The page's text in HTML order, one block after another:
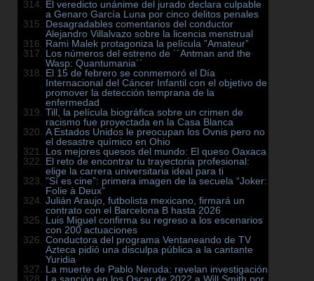
El veredicto unánime del jurado declara culpable
a Genaro García Luna por cinco delitos penales
Desagradables comentarios del conductor
Alejandro Villalvazo sobre la licencia menstrual
Rami Malek protagoniza la película ”Amateur”
Los números del estreno de ´´Antman and the
Wasp: Quantumania´´
El 15 de febrero se conmemoró el Día
Internacional del Cáncer Infantil con el objetivo de
promover la detección temprana de la
enfermedad
Till, la película biográfica sobre un crimen de
racismo fue proyectada en la Casa Blanca
A Estados Unidos le preocupan los Ovnis pero no
el desastre químico en Ohio
Los mejores quesos del mundo: El queso Oaxaca
El reto de encontrar tu trayectoria profesional:
elige la carrera universitaria ideal para ti
”Sí es cine”: primera imagen de la secuela “Joker:
Folie à Deux”
Julián Araujo, futbolista mexicano, firmará un
contrato con el Barcelona B hasta 2026
Luis Miguel confirma su regreso a los escenarios
con 200 actuaciones
Conductora del programa Ventaneando de TV
Azteca pidió una disculpa pública a la cantante
Yuridia
La muerte de Pablo Neruda: revelan investigación